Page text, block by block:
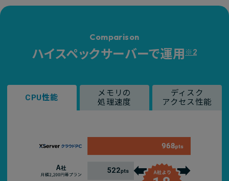
Comparison
ハイスペックサーバーで運用※2
CPU性能
メモリの
処理速度
ディスク
アクセス性能